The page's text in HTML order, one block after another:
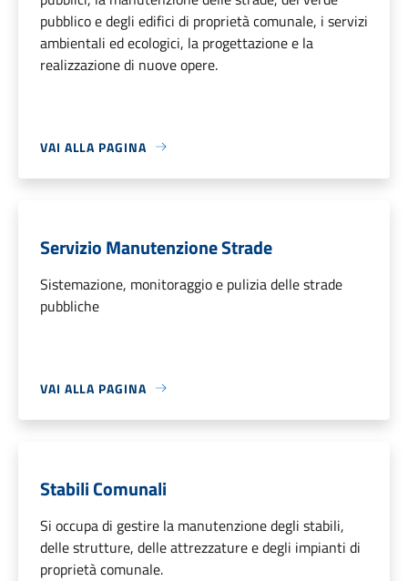
pubblico e degli edifici di proprietà comunale, i servizi
ambientali ed ecologici, la progettazione e la
realizzazione di nuove opere.
VAI ALLA PAGINA
Servizio Manutenzione Strade
Sistemazione, monitoraggio e pulizia delle strade
pubbliche
VAI ALLA PAGINA
Stabili Comunali
Si occupa di gestire la manutenzione degli stabili,
delle strutture, delle attrezzature e degli impianti di
proprietà comunale.